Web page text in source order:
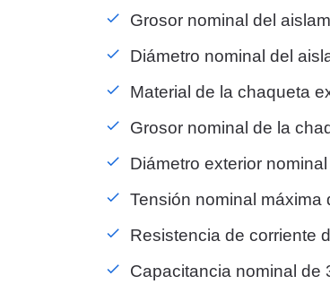
Grosor nominal del
Diámetro nominal del
Material de la chaqueta
Grosor nominal de la
Diámetro exterior
Tensión nominal máxima
Resistencia de corriente
Capacitancia nominal de